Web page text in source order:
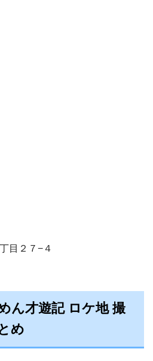
目２７−４
ん才遊記 ロケ地 撮
め